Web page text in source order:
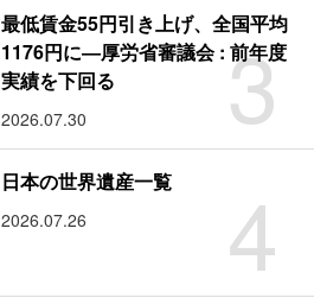
3
最低賃金55円引き上げ、全国平均
1176円に―厚労省審議会 : 前年度
実績を下回る
2026.07.30
4
日本の世界遺産一覧
2026.07.26